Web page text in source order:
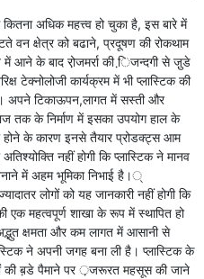
अधिक महत्त्व हो चुका है, इस बारे में
वन क्षेत्र को बढाने, प्रदूषण की रोकथाम
में आने के बाद रो़जमर्रा की ि़जन्दगी से जु़डे
टेक्नोलोजी कार्यक्रम में भी प्लास्टिक की
है। अपने टिकाऊपन,लागत में सस्ती और
तक के निर्माण में इसका उपयोग हाल के
होने के कारण इनसे तैयार प्रोडक्ट्स आम
नहीं होगी कि प्लास्टिक ने मानव
में अहम भूमिका निभाई है।्
लोगों को यह जानकारी नहीं होगी कि
एक महत्वपूर्ण शाखा के रूप में स्थापित हो
क्षमता और कम लागत में आसानी से
ने अपनी जगह बना ली है। प्लास्टिक के
की ब़डे पैमाने पर ़जरूरत महसूस की जाने